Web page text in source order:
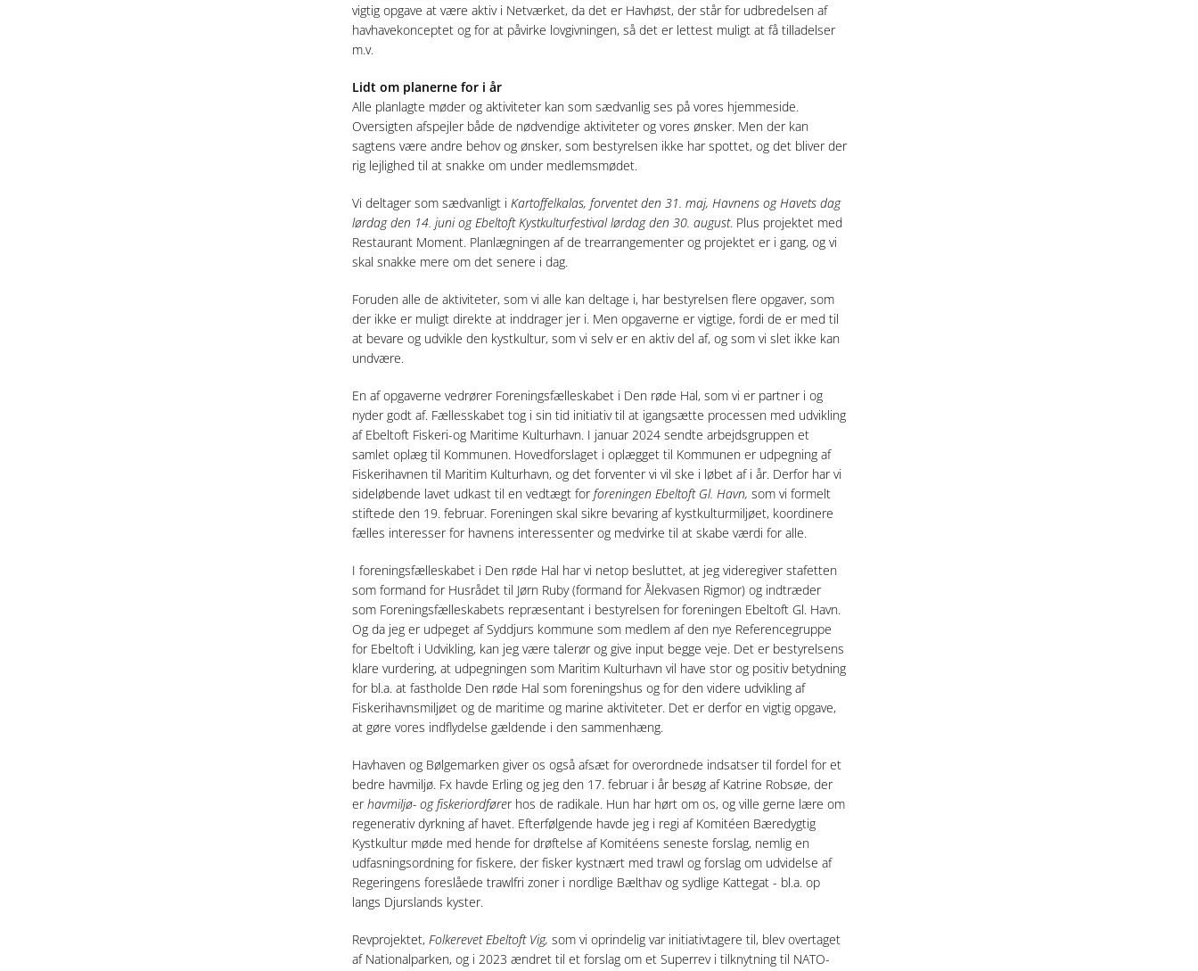
vigtig opgave at være aktiv i Netværket, da det er Havhøst, der står for udbredelsen af
havhavekonceptet og for at påvirke lovgivningen, så det er lettest muligt at få tilladelser
m.v.
Lidt om planerne for i år
Alle planlagte møder og aktiviteter kan som sædvanlig ses på vores hjemmeside.
Oversigten afspejler både de nødvendige aktiviteter og vores ønsker. Men der kan
sagtens være andre behov og ønsker, som bestyrelsen ikke har spottet, og det bliver der
rig lejlighed til at snakke om under medlemsmødet.
Vi deltager som sædvanligt i Kartoffelkalas, forventet den 31. maj, Havnens og Havets dag
lørdag den 14. juni og Ebeltoft Kystkulturfestival lørdag den 30. august. Plus projektet med
Restaurant Moment. Planlægningen af de trearrangementer og projektet er i gang, og vi
skal snakke mere om det senere i dag.
Foruden alle de aktiviteter, som vi alle kan deltage i, har bestyrelsen flere opgaver, som
der ikke er muligt direkte at inddrager jer i. Men opgaverne er vigtige, fordi de er med til
at bevare og udvikle den kystkultur, som vi selv er en aktiv del af, og som vi slet ikke kan
undvære.
En af opgaverne vedrører Foreningsfælleskabet i Den røde Hal, som vi er partner i og
nyder godt af. Fællesskabet tog i sin tid initiativ til at igangsætte processen med udvikling
af Ebeltoft Fiskeri-og Maritime Kulturhavn. I januar 2024 sendte arbejdsgruppen et
samlet oplæg til Kommunen. Hovedforslaget i oplægget til Kommunen er udpegning af
Fiskerihavnen til Maritim Kulturhavn, og det forventer vi vil ske i løbet af i år. Derfor har vi
sideløbende lavet udkast til en vedtægt forforeningen Ebeltoft Gl. Havn, som vi formelt
stiftede den 19. februar. Foreningen skal sikre bevaring af kystkulturmiljøet, koordinere
fælles interesser for havnens interessenter og medvirke til at skabe værdi for alle.
I foreningsfælleskabet i Den røde Hal har vi netop besluttet, at jeg videregiver stafetten
som formand for Husrådet til Jørn Ruby (formand for Ålekvasen Rigmor) og indtræder
som Foreningsfælleskabets repræsentant i bestyrelsen for foreningen Ebeltoft Gl. Havn.
Og da jeg er udpeget af Syddjurs kommune som medlem af den nye Referencegruppe
for Ebeltoft i Udvikling, kan jeg være talerør og give input begge veje. Det er bestyrelsens
klare vurdering, at udpegningen som Maritim Kulturhavn vil have stor og positiv betydning
for bl.a. at fastholde Den røde Hal som foreningshus og for den videre udvikling af
Fiskerihavnsmiljøet og de maritime og marine aktiviteter. Det er derfor en vigtig opgave,
at gøre vores indflydelse gældende i den sammenhæng.
Havhaven og Bølgemarken giver os også afsæt for overordnede indsatser til fordel for et
bedre havmiljø. Fx havde Erling og jeg den 17. februar i år besøg af Katrine Robsøe, der
erhavmiljø- og fiskeriordfører hos de radikale. Hun har hørt om os, og ville gerne lære om
regenerativ dyrkning af havet. Efterfølgende havde jeg i regi af Komitéen Bæredygtig
Kystkultur møde med hende for drøftelse af Komitéens seneste forslag, nemlig en
udfasningsordning for fiskere, der fisker kystnært med trawl og forslag om udvidelse af
Regeringens foreslåede trawlfri zoner i nordlige Bælthav og sydlige Kattegat - bl.a. op
langs Djurslands kyster.
Revprojektet, Folkerevet Ebeltoft Vig, som vi oprindelig var initiativtagere til, blev overtaget
af Nationalparken, og i 2023 ændret til et forslag om et Superrev i tilknytning til NATO-